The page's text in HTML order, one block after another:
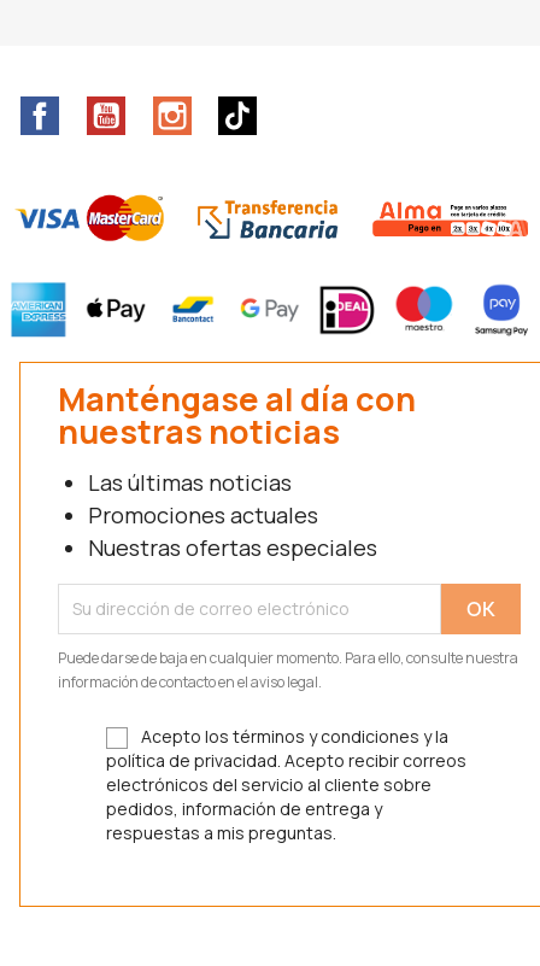
FacebookYouTube Instagram
Manténgase al día con
nuestras noticias
Las últimas noticias
Promociones actuales
Nuestras ofertas especiales
Puede darse de baja en cualquier momento. Para ello, consulte nuestra
información de contacto en el aviso legal.
Acepto los términos y condiciones y la
política de privacidad. Acepto recibir correos
electrónicos del servicio al cliente sobre
pedidos, información de entrega y
respuestas a mis preguntas.